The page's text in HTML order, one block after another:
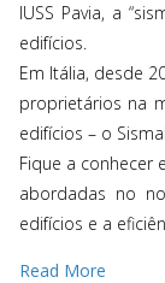
IUSS Pavia, a
edifícios.
Em Itália, desde
proprietários na
edifícios – o
Fique a conhecer
abordadas no
edifícios e a
Read More